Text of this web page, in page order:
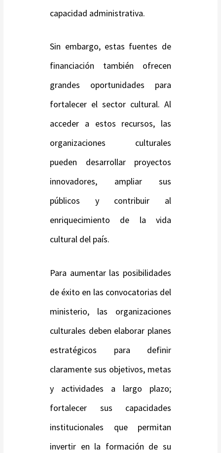
capacidad administrativa.
Sin embargo, estas fuentes de
financiación también ofrecen
grandes oportunidades para
fortalecer el sector cultural. Al
acceder a estos recursos, las
organizaciones culturales
pueden desarrollar proyectos
innovadores, ampliar sus
públicos y contribuir al
enriquecimiento de la vida
cultural del país.
Para aumentar las posibilidades
de éxito en las convocatorias del
ministerio, las organizaciones
culturales deben elaborar planes
estratégicos para definir
claramente sus objetivos, metas
y actividades a largo plazo;
fortalecer sus capacidades
institucionales que permitan
invertir en la formación de su